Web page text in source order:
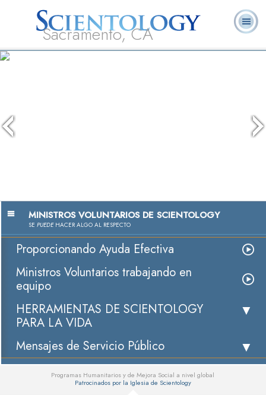
Sacramento, CA
Acerca de
Nosotros
MINISTROS VOLUNTARIOS DE SCIENTOLOGY
SE PUEDEHACER ALGO AL RESPECTO
Proporcionando Ayuda Efectiva
Ministros Voluntarios trabajando en
equipo
HERRAMIENTAS DE SCIENTOLOGY
PARA LA VIDA
Mensajes de Servicio Público
Programas Humanitarios y de Mejora Social a nivel global
Patrocinados por la Iglesia de Scientology